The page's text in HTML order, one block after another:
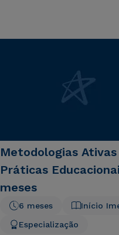
Metodologias Ativas
Práticas
meses
Início
6 meses
Especialização